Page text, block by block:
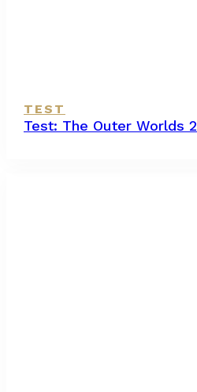
TEST
Test: The Outer Worlds 2